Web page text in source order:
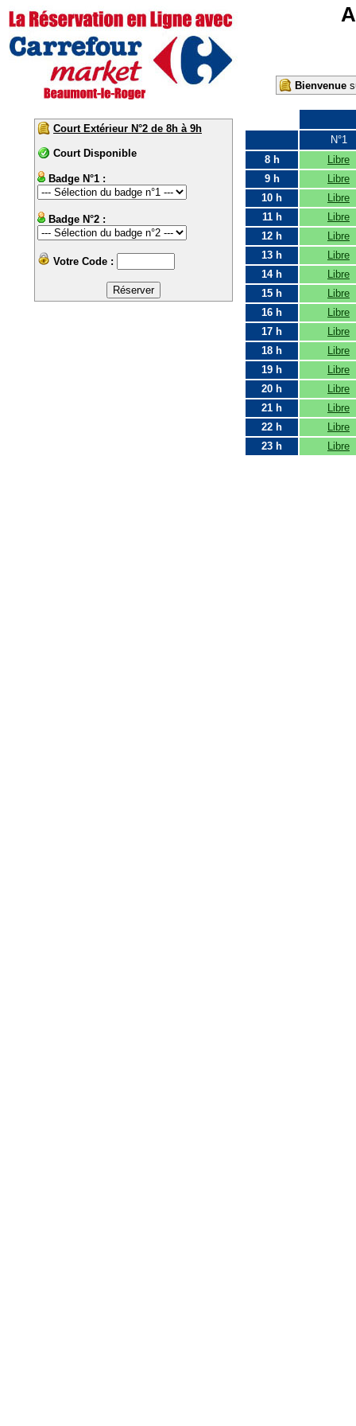
Bienvenue
Court Extérieur N°2 de 8h à 9h
Court Disponible
Badge N°1 :
Badge N°2 :
Votre Code :
N°1
8 h
Libre
9 h
Libre
10 h
Libre
11 h
Libre
12 h
Libre
13 h
Libre
14 h
Libre
15 h
Libre
16 h
Libre
17 h
Libre
18 h
Libre
19 h
Libre
20 h
Libre
21 h
Libre
22 h
Libre
23 h
Libre